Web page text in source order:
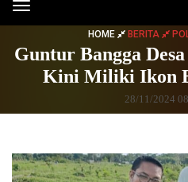
Toggle
navigation
HOME BERITA
Guntur Bangga
Kini Miliki Ikon
28/11/2024